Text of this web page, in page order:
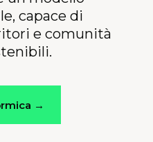
capace di
e comunità
→